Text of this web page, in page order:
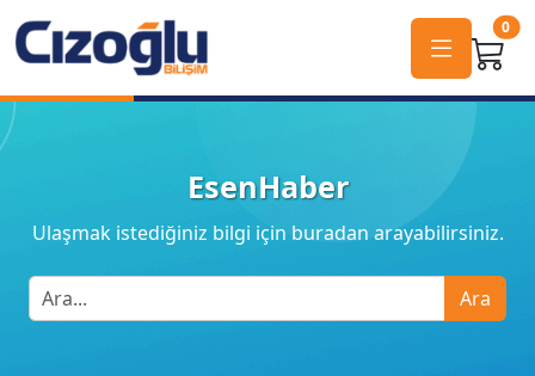
0
EsenHaber
Ulaşmak istediğiniz bilgi için buradan arayabilirsiniz.
Ara